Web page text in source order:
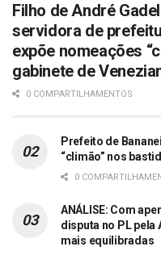
Filho de André
servidora de
expõe nomeações
gabinete de
0 COMPARTILHAMENTOS
Prefeito de
“climão” nos
0
ANÁLISE: Com
disputa no PL pela
mais equilibradas